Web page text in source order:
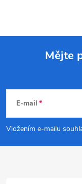
p
Mějte
E-mail
Vložením e-mailu